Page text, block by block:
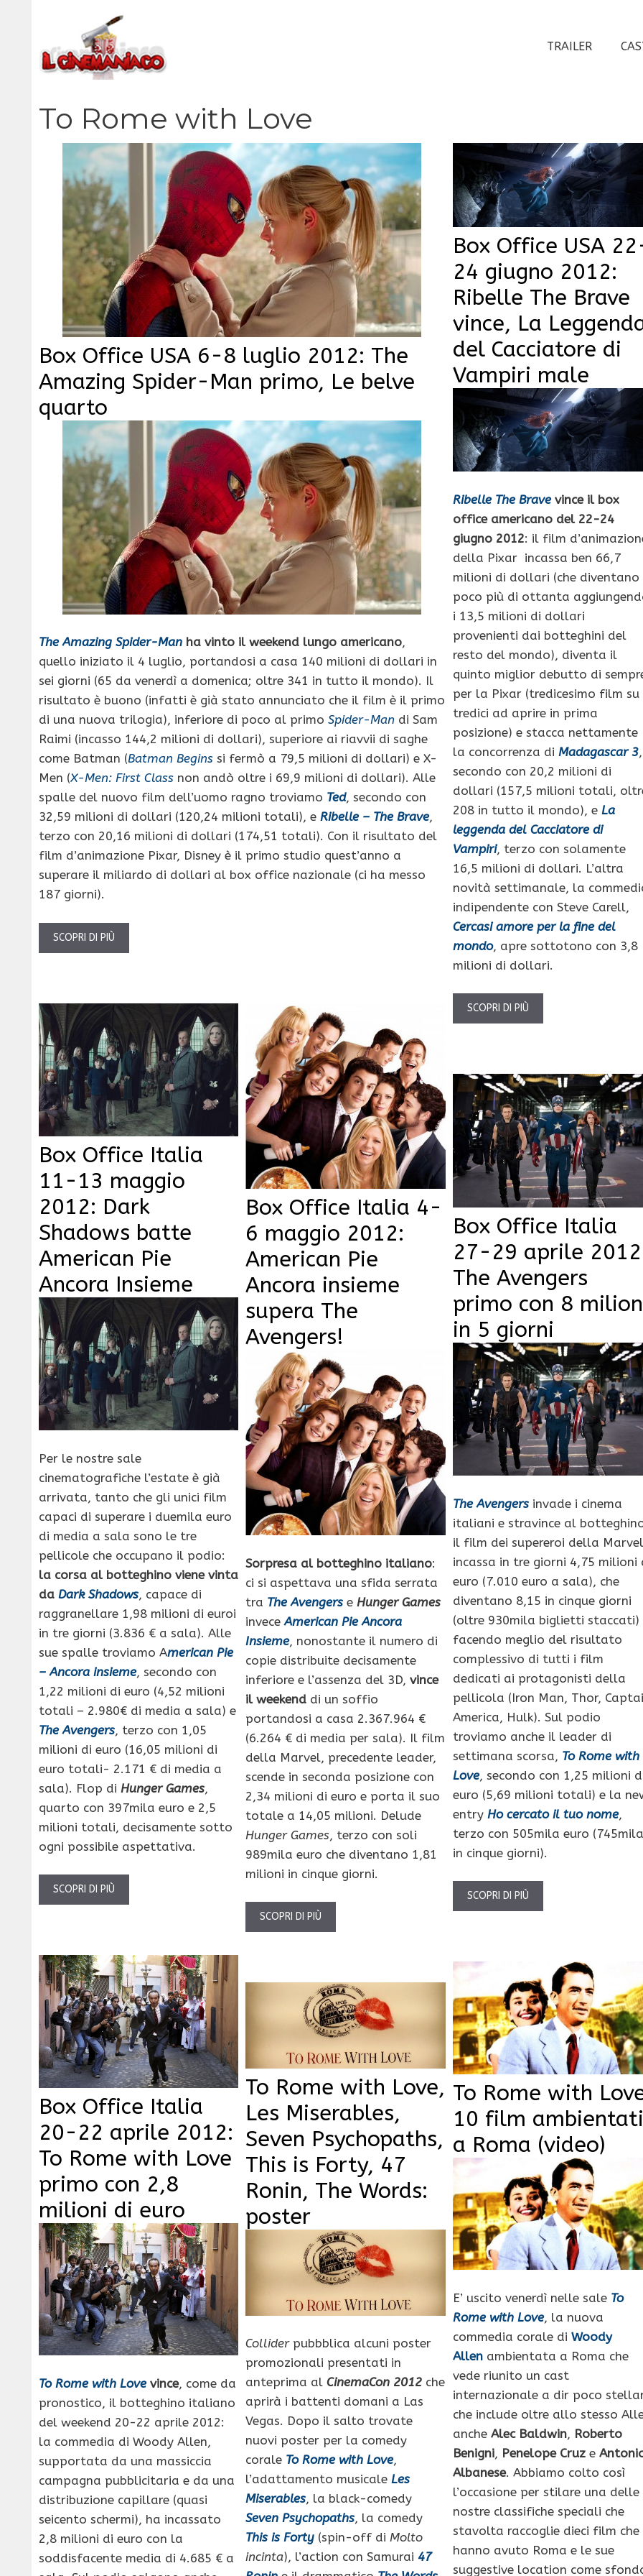
contenuto
TRAILER
To Rome with Love
Box Office USA 6-8 luglio 2012: The
Amazing Spider-Man primo, Le belve
quarto
The Amazing Spider-Man ha vinto il weekend lungo americano,
quello iniziato il 4 luglio, portandosi a casa 140 milioni di dollari in
sei giorni (65 da venerdì a domenica; oltre 341 in tutto il mondo). Il
risultato è buono (infatti è già stato annunciato che il film è il primo
di una nuova trilogia), inferiore di poco al primo Spider-Man di Sam
Raimi (incasso 144,2 milioni di dollari), superiore ai riavvii di saghe
come Batman (Batman Begins si fermò a 79,5 milioni di dollari) e X-
Men (X-Men: First Class non andò oltre i 69,9 milioni di dollari). Alle
spalle del nuovo film dell’uomo ragno troviamo Ted, secondo con
32,59 milioni di dollari (120,24 milioni totali), e Ribelle – The Brave,
terzo con 20,16 milioni di dollari (174,51 totali). Con il risultato del
film d’animazione Pixar, Disney è il primo studio quest’anno a
superare il miliardo di dollari al box office nazionale (ci ha messo
187 giorni).
SCOPRI DI PIÙ
Box Office USA
24 giugno 2012:
Ribelle The Brave
vince, La
del Cacciatore di
Vampiri male
Ribelle The Bravevince il box
office americano del 22-24
giugno 2012: il film
della Pixar incassa ben 66,7
milioni di dollari (che diventano
poco più di ottanta
i 13,5 milioni di dollari
provenienti dai botteghini del
resto del mondo), diventa il
quinto miglior debutto di
per la Pixar (tredicesimo film su
tredici ad aprire in prima
posizione) e stacca nettamente
la concorrenza di Madagascar 3,
secondo con 20,2 milioni di
dollari (157,5 milioni totali,
208 in tutto il mondo), e La
leggenda del Cacciatore di
Vampiri, terzo con solamente
16,5 milioni di dollari. L’altra
novità settimanale, la
indipendente con Steve Carell,
Cercasi amore per la fine del
mondo, apre sottotono con 3,8
milioni di dollari.
SCOPRI DI PIÙ
Box Office Italia
11-13 maggio
2012: Dark
Shadows batte
American Pie
Ancora Insieme
Per le nostre sale
cinematografiche l’estate è già
arrivata, tanto che gli unici film
capaci di superare i duemila euro
di media a sala sono le tre
pellicole che occupano il podio:
la corsa al botteghino viene vinta
da Dark Shadows, capace di
raggranellare 1,98 milioni di euroi
in tre giorni (3.836 € a sala). Alle
sue spalle troviamo American Pie
– Ancora insieme, secondo con
1,22 milioni di euro (4,52 milioni
totali – 2.980€ di media a sala) e
The Avengers, terzo con 1,05
milioni di euro (16,05 milioni di
euro totali- 2.171 € di media a
sala). Flop di Hunger Games,
quarto con 397mila euro e 2,5
milioni totali, decisamente sotto
ogni possibile aspettativa.
SCOPRI DI PIÙ
Box Office Italia 4-
6 maggio 2012:
American Pie
Ancora insieme
supera The
Avengers!
Sorpresa al botteghino italiano:
ci si aspettava una sfida serrata
tra The Avengers e Hunger Games
inveceAmerican Pie Ancora
Insieme, nonostante il numero di
copie distribuite decisamente
inferiore e l’assenza del 3D,vince
il weekend di un soffio
portandosi a casa 2.367.964 €
(6.264 € di media per sala). Il film
della Marvel, precedente leader,
scende in seconda posizione con
2,34 milioni di euro e porta il suo
totale a 14,05 milioni. Delude
Hunger Games, terzo con soli
989mila euro che diventano 1,81
milioni in cinque giorni.
SCOPRI DI PIÙ
Box Office Italia
27-29 aprile
The Avengers
primo con 8
in 5 giorni
The Avengersinvade i cinema
italiani e stravince al
il film dei supereroi della Marvel
incassa in tre giorni 4,75 milioni
euro (7.010 euro a sala), che
diventano 8,15 in cinque giorni
(oltre 930mila biglietti staccati)
facendo meglio del risultato
complessivo di tutti i film
dedicati ai protagonisti della
pellicola (Iron Man, Thor,
America, Hulk). Sul podio
troviamo anche il leader di
settimana scorsa, To Rome with
Love, secondo con 1,25 milioni
euro (5,69 milioni totali) e la
entry Ho cercato il tuo nome,
terzo con 505mila euro (745mila
in cinque giorni).
SCOPRI DI PIÙ
Box Office Italia
20-22 aprile 2012:
To Rome with Love
primo con 2,8
milioni di euro
To Rome with Lovevince, come da
pronostico, il botteghino italiano
del weekend 20-22 aprile 2012:
la commedia di Woody Allen,
supportata da una massiccia
campagna pubblicitaria e da una
distribuzione capillare (quasi
seicento schermi), ha incassato
2,8 milioni di euro con la
soddisfacente media di 4.685 € a
To Rome with
10 film ambientati
a Roma (video)
E’ uscito venerdì nelle sale To
Rome with Love, la nuova
commedia corale di Woody
Allen ambientata a Roma che
vede riunito un cast
internazionale a dir poco
che include oltre allo stesso
anche Alec Baldwin, Roberto
Benigni, Penelope Cruze
Albanese. Abbiamo colto così
l’occasione per stilare una delle
nostre classifiche speciali che
stavolta raccoglie dieci film che
hanno avuto Roma e le sue
suggestive location come
To Rome with Love,
Les Miserables,
Seven Psychopaths,
This is Forty, 47
Ronin, The Words:
poster
Colliderpubbblica alcuni poster
promozionali presentati in
anteprima alCinemaCon 2012 che
aprirà i battenti domani a Las
Vegas. Dopo il salto trovate
nuovi poster per la comedy
corale To Rome with Love,
l’adattamento musicaleLes
Miserables, la black-comedy
Seven Psychopaths, la comedy
This is Forty (spin-off diMolto
incinta), l’action con Samurai47